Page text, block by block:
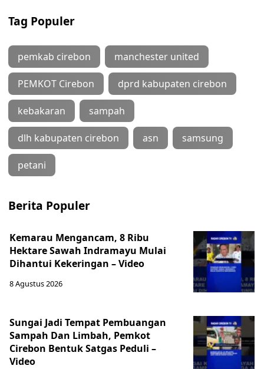
Tag Populer
pemkab cirebon manchester united
PEMKOT Cirebon dprd kabupaten cirebon
kebakaran sampah
dlh kabupaten cirebon asn samsung
petani
Berita Populer
Kemarau Mengancam, 8 Ribu
Hektare Sawah Indramayu Mulai
Dihantui Kekeringan – Video
8 Agustus 2026
Sungai Jadi Tempat Pembuangan
Sampah Dan Limbah, Pemkot
Cirebon Bentuk Satgas Peduli –
Video